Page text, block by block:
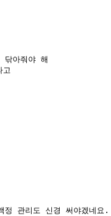
닦아줘야 해
고
정 관리도 신경 써야겠네요.